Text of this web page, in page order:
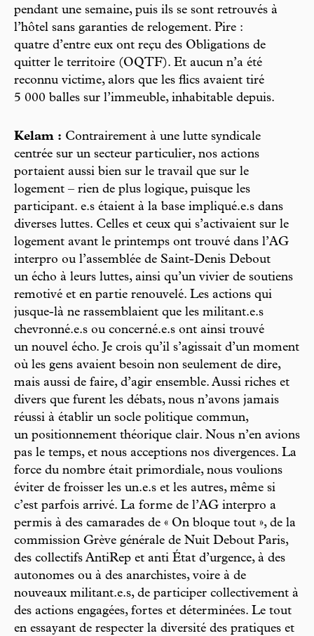
pendant une semaine, puis ils se sont retrouvés à
l’hôtel sans garanties de relogement. Pire :
quatre d’entre eux ont reçu des Obligations de
quitter le territoire (OQTF). Et aucun n’a été
reconnu victime, alors que les flics avaient tiré
5 000 balles sur l’immeuble, inhabitable depuis.
Kelam : Contrairement à une lutte syndicale
centrée sur un secteur particulier, nos actions
portaient aussi bien sur le travail que sur le
logement – rien de plus logique, puisque les
participant. e.s étaient à la base impliqué.e.s dans
diverses luttes. Celles et ceux qui s’activaient sur le
logement avant le printemps ont trouvé dans l’AG
interpro ou l’assemblée de Saint-Denis Debout
un écho à leurs luttes, ainsi qu’un vivier de soutiens
remotivé et en partie renouvelé. Les actions qui
jusque-là ne rassemblaient que les militant.e.s
chevronné.e.s ou concerné.e.s ont ainsi trouvé
un nouvel écho. Je crois qu’il s’agissait d’un moment
où les gens avaient besoin non seulement de dire,
mais aussi de faire, d’agir ensemble. Aussi riches et
divers que furent les débats, nous n’avons jamais
réussi à établir un socle politique commun,
un positionnement théorique clair. Nous n’en avions
pas le temps, et nous acceptions nos divergences. La
force du nombre était primordiale, nous voulions
éviter de froisser les un.e.s et les autres, même si
c’est parfois arrivé. La forme de l’AG interpro a
permis à des camarades de « On bloque tout », de la
commission Grève générale de Nuit Debout Paris,
des collectifs AntiRep et anti État d’urgence, à des
autonomes ou à des anarchistes, voire à de
nouveaux militant.e.s, de participer collectivement à
des actions engagées, fortes et déterminées. Le tout
en essayant de respecter la diversité des pratiques et